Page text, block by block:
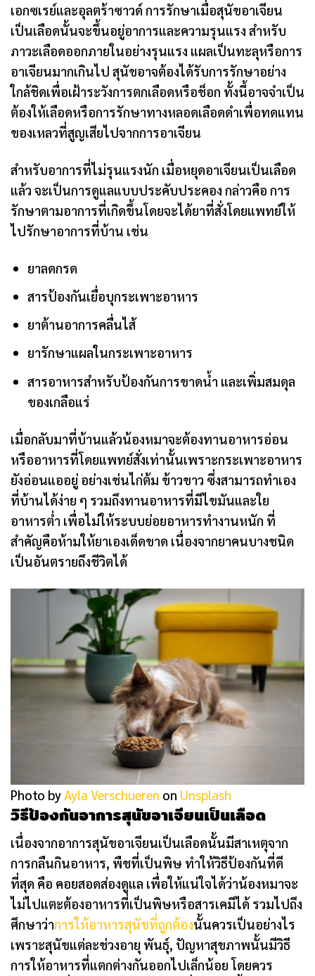
เอกซเรย์และอุลตร้าซาวด์ การรักษาเมื่อสุนัขอาเจียน
เป็นเลือดนั้นจะขึ้นอยู่อาการและความรุนแรง สำหรับ
ภาวะเลือดออกภายในอย่างรุนแรง แผลเป็นทะลุหรือการ
อาเจียนมากเกินไป สุนัขอาจต้องได้รับการรักษาอย่าง
ใกล้ชิดเพื่อเฝ้าระวังการตกเลือดหรือช็อก ทั้งนี้อาจจำเป็น
ต้องให้เลือดหรือการรักษาทางหลอดเลือดดำเพื่อทดแทน
ของเหลวที่สูญเสียไปจากการอาเจียน
สำหรับอาการที่ไม่รุนแรงนัก เมื่อหยุดอาเจียนเป็นเลือด
แล้ว จะเป็นการดูแลแบบประคับประคอง กล่าวคือ การ
รักษาตามอาการที่เกิดขึ้นโดยจะได้ยาที่สั่งโดยแพทย์ให้
ไปรักษาอาการที่บ้าน เช่น
ยาลดกรด
สารป้องกันเยื่อบุกระเพาะอาหาร
ยาต้านอาการคลื่นไส้
ยารักษาแผลในกระเพาะอาหาร
สารอาหารสำหรับป้องกันการขาดน้ำ และเพิ่มสมดุล
ของเกลือแร่
เมื่อกลับมาที่บ้านแล้วน้องหมาจะต้องทานอาหารอ่อน
หรืออาหารที่โดยแพทย์สั่งเท่านั้นเพราะกระเพาะอาหาร
ยังอ่อนแออยู่ อย่างเช่นไก่ต้ม ข้าวขาว ซึ่งสามารถทำเอง
ที่บ้านได้ง่าย ๆ รวมถึงทานอาหารที่มีไขมันและใย
อาหารต่ำ เพื่อไม่ให้ระบบย่อยอาหารทำงานหนัก ที่
สำคัญคือห้ามให้ยาเองเด็ดขาด เนื่องจากยาคนบางชนิด
เป็นอันตรายถึงชีวิตได้
Photo byAyla Verschueren on Unsplash
วิธีป้องกันอาการสุนัขอาเจียนเป็นเลือด
เนื่องจากอาการสุนัขอาเจียนเป็นเลือดนั้นมีสาเหตุจาก
การกลืนกินอาหาร, พืชที่เป็นพิษ ทำให้วิธีป้องกันที่ดี
ที่สุด คือ คอยสอดส่องดูแล เพื่อให้แน่ใจได้ว่าน้องหมาจะ
ไม่ไปแตะต้องอาหารที่เป็นพิษหรือสารเคมีได้ รวมไปถึง
ศึกษาว่าการให้อาหารสุนัขที่ถูกต้องนั้นควรเป็นอย่างไร
เพราะสุนัขแต่ละช่วงอายุ พันธุ์, ปัญหาสุขภาพนั้นมีวิธี
การให้อาหารที่แตกต่างกันออกไปเล็กน้อย โดยควร